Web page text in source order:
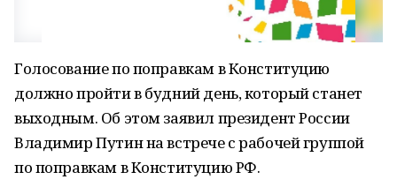
Голосование по поправкам в Конституцию
должно пройти в будний день, который станет
выходным. Об этом заявил президент России
Владимир Путин на встрече с рабочей группой
по поправкам в Конституцию РФ.